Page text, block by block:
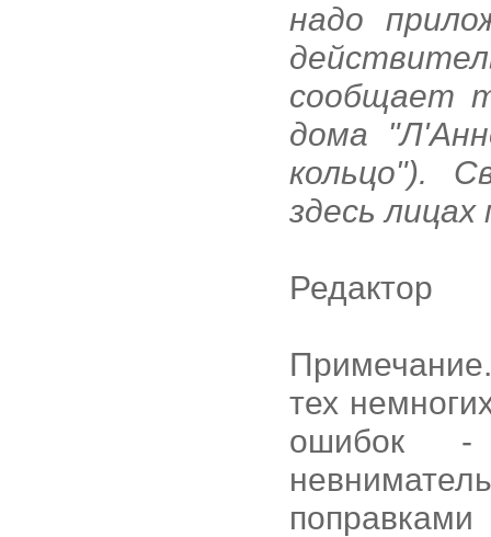
надо
сообщает
дома
кольцо").
здесь
Редактор
тех
ошибок -
поправками